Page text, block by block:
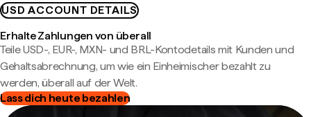
USD ACCOUNT DETAILS
Erhalte Zahlungen von überall
Teile USD-, EUR-, MXN- und BRL-Kontodetails mit Kunden und
Gehaltsabrechnung, um wie ein Einheimischer bezahlt zu
werden, überall auf der Welt.
Lass dich heute bezahlen